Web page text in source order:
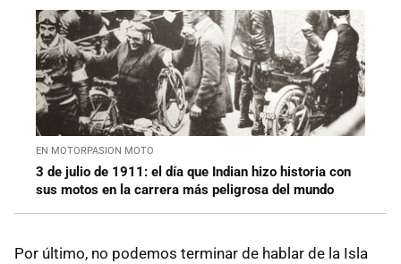
EN MOTORPASION MOTO
3 de julio de 1911: el día que Indian hizo historia con
sus motos en la carrera más peligrosa del mundo
Por último, no podemos terminar de hablar de la Isla